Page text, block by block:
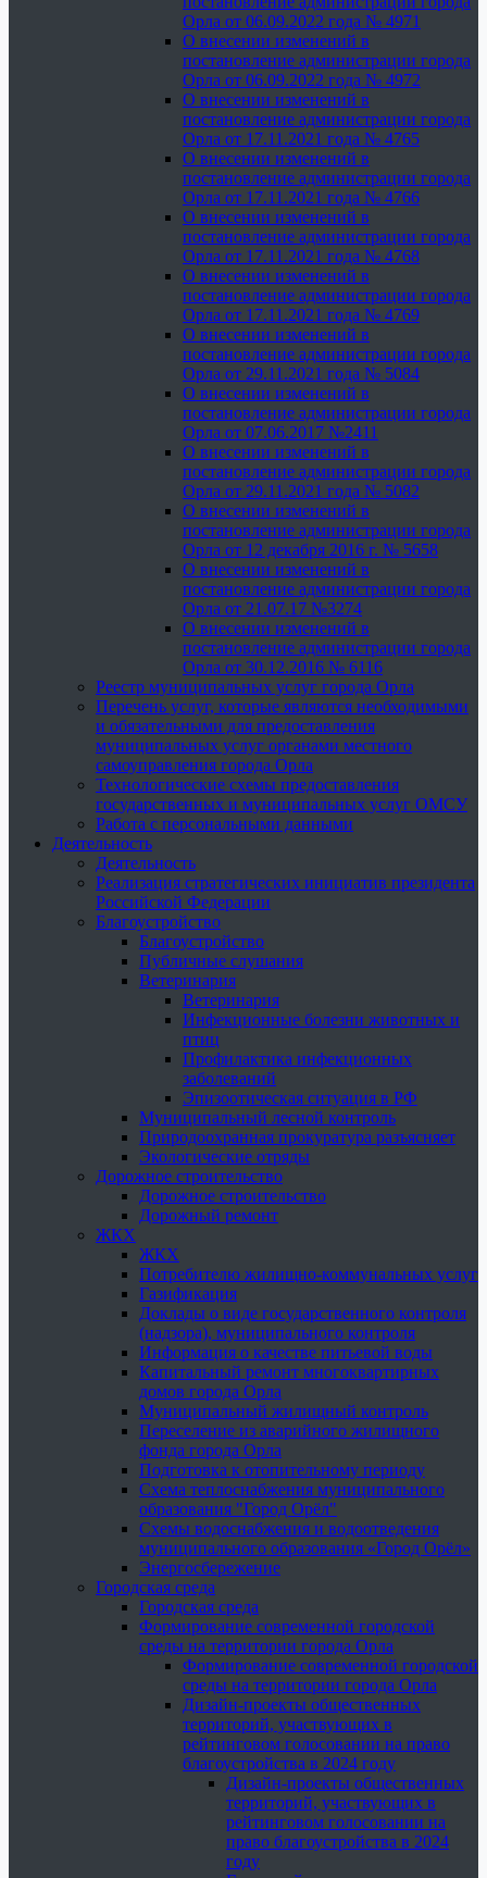
Орла от 06.09.2022 года № 4971
О внесении изменений в
постановление администрации города
Орла от 06.09.2022 года № 4972
О внесении изменений в
постановление администрации города
Орла от 17.11.2021 года № 4765
О внесении изменений в
постановление администрации города
Орла от 17.11.2021 года № 4766
О внесении изменений в
постановление администрации города
Орла от 17.11.2021 года № 4768
О внесении изменений в
постановление администрации города
Орла от 17.11.2021 года № 4769
О внесении изменений в
постановление администрации города
Орла от 29.11.2021 года № 5084
О внесении изменений в
постановление администрации города
Орла от 07.06.2017 №2411
О внесении изменений в
постановление администрации города
Орла от 29.11.2021 года № 5082
О внесении изменений в
постановление администрации города
Орла от 12 декабря 2016 г. № 5658
О внесении изменений в
постановление администрации города
Орла от 21.07.17 №3274
О внесении изменений в
постановление администрации города
Орла от 30.12.2016 № 6116
Реестр муниципальных услуг города Орла
Перечень услуг, которые являются необходимыми
и обязательными для предоставления
муниципальных услуг органами местного
самоуправления города Орла
Технологические схемы предоставления
государственных и муниципальных услуг ОМСУ
Работа с персональными данными
Деятельность
Деятельность
Реализация стратегических инициатив президента
Российской Федерации
Благоустройство
Благоустройство
Публичные слушания
Ветеринария
Ветеринария
Инфекционные болезни животных и
птиц
Профилактика инфекционных
заболеваний
Эпизоотическая ситуация в РФ
Муниципальный лесной контроль
Природоохранная прокуратура разъясняет
Экологические отряды
Дорожное строительство
Дорожное строительство
Дорожный ремонт
ЖКХ
ЖКХ
Потребителю жилищно-коммунальных услуг
Газификация
Доклады о виде государственного контроля
(надзора), муниципального контроля
Информация о качестве питьевой воды
Капитальный ремонт многоквартирных
домов города Орла
Муниципальный жилищный контроль
Переселение из аварийного жилищного
фонда города Орла
Подготовка к отопительному периоду
Схема теплоснабжения муниципального
образования "Город Орёл"
Схемы водоснабжения и водоотведения
муниципального образования «Город Орёл»
Энергосбережение
Городская среда
Городская среда
Формирование современной городской
среды на территории города Орла
Формирование современной городской
среды на территории города Орла
Дизайн-проекты общественных
территорий, участвующих в
рейтинговом голосовании на право
благоустройства в 2024 году
Дизайн-проекты общественных
территорий, участвующих в
рейтинговом голосовании на
право благоустройства в 2024
году